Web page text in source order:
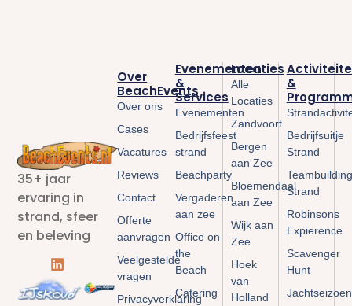
35+ jaar
ervaring in
strand, sfeer
en beleving
&
Bedrijfsuitje
Strand
Teambuilding
Strand
Robinsons
Expierence
Scavenger
Hunt
Jachtseizoen
Locaties
Alle
Locaties
Zandvoort
Bergen
aan Zee
Bloemendaal
aan Zee
Wijk aan
Zee
Hoek
van
Holland
Evenementen
&
Services
Evenementen
Bedrijfsfeest
strand
Beachparty
Vergaderen
aan zee
Office on
the
Beach
Catering
Over
BeachEvents
Over ons
Cases
Vacatures
Reviews
Contact
Offerte
aanvragen
Veelgestelde
vragen
Privacyverklaring